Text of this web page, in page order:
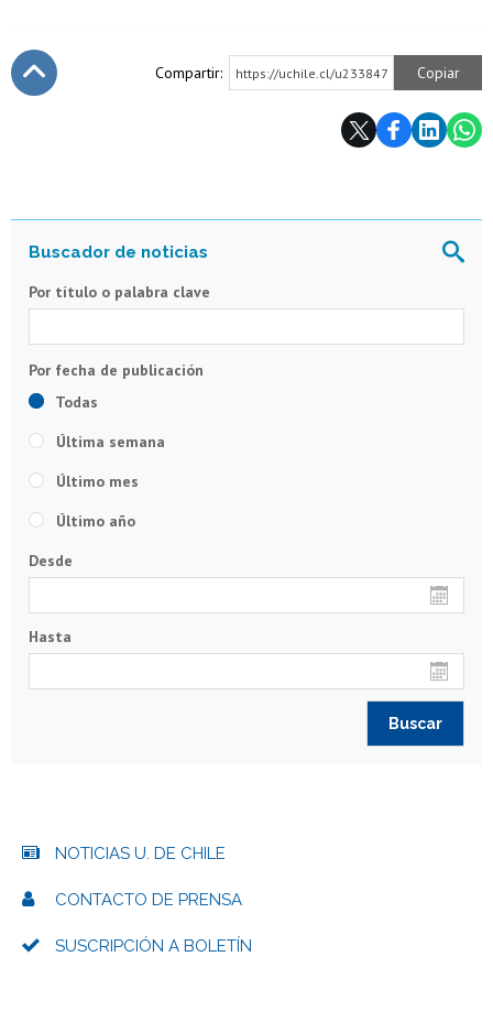
Compartir: https://uchile.cl/u233847 Copiar
Por título o palabra clave
Todas
Última semana
Último mes
Último año
Desde
Hasta
NOTICIAS U. DE CHILE
CONTACTO DE PRENSA
SUSCRIPCIÓN A BOLETÍN